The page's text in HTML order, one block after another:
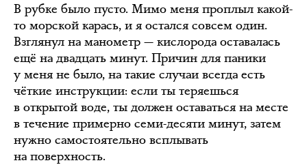
В рубке было пусто. Мимо меня проплыл какой-
то морской карась, и я остался совсем один.
Взглянул на манометр — кислорода оставалась
ещё на двадцать минут. Причин для паники
у меня не было, на такие случаи всегда есть
чёткие инструкции: если ты теряешься
в открытой воде, ты должен оставаться на месте
в течение примерно семи-десяти минут, затем
нужно самостоятельно всплывать
на поверхность.